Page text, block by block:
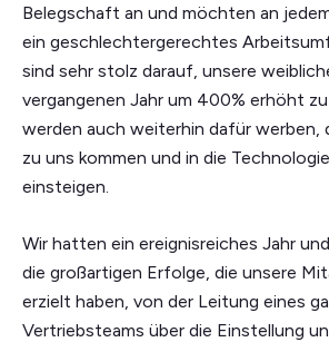
Belegschaft an und möchten an
ein geschlechtergerechtes
sind sehr stolz darauf, unsere
vergangenen Jahr um 400% erhöht
werden auch weiterhin dafür werben,
zu uns kommen und in die
einsteigen.
Wir hatten ein ereignisreiches Jahr
die großartigen Erfolge, die unsere
erzielt haben, von der Leitung eines
Vertriebsteams über die Einstellung